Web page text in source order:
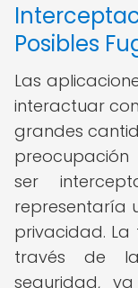
Posibles
Las
interactuar
grandes
ser
representaría
privacidad.
través de
seguridad,